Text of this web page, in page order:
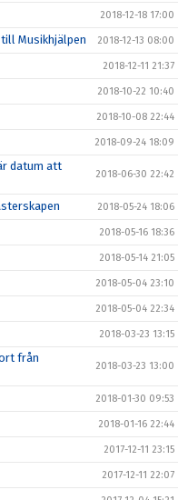
2018-12-18 17:00
Musikhjälpen 2018-12-13 08:00
2018-12-11 21:37
2018-10-22 10:40
2018-10-08 22:44
2018-09-24 18:09
datum att
2018-06-30 22:42
2018-05-24 18:06
2018-05-16 18:36
2018-05-14 21:05
2018-05-04 23:10
2018-05-04 22:34
2018-03-23 13:15
från
2018-03-23 13:00
2018-01-30 09:53
2018-01-16 22:44
2017-12-11 23:15
2017-12-11 22:07